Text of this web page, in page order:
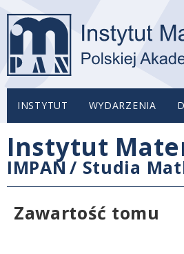
INSTYTUT WYDARZENIA
Instytut
IMPAN / Studia
Zawartość tomu